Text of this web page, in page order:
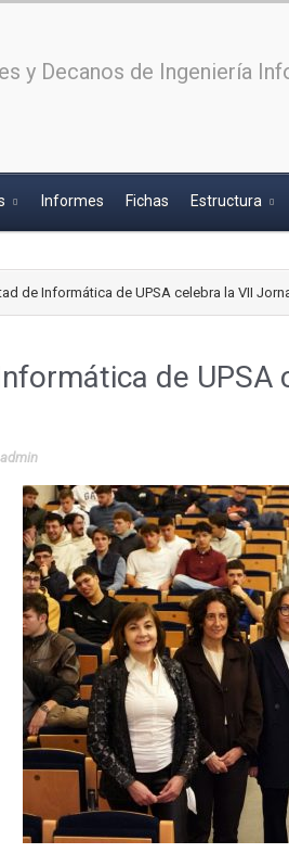
y Decanos de Ingeniería
Informes Fichas Estructura
de Informática de UPSA celebra la VII
de